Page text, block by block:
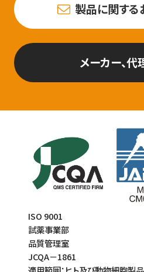
製品に関す
メーカー、
ISO 9001
試薬事業部
品質管理室
JCQA－1861